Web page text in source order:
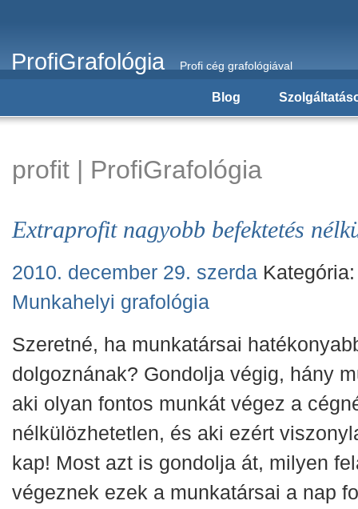
ProfiGrafológia Profi cég grafológiával
Blog
profit | ProfiGrafológia
Extraprofit nagyobb befektetés
2010. december 29. szerda
Munkahelyi grafológia
Szeretné, ha munkatársai
dolgoznának? Gondolja végig, hány
aki olyan fontos munkát végez a
nélkülözhetetlen, és aki ezért
kap! Most azt is gondolja át, milyen
végeznek ezek a munkatársai a nap